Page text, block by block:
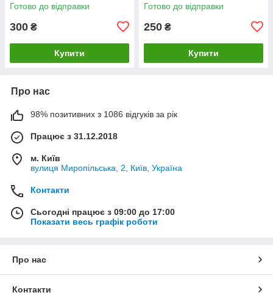
Готово до відправки
300 ₴
Купити
Готово до відправки
250 ₴
Купити
Про нас
98% позитивних з 1086 відгуків за рік
Працює з 31.12.2018
м. Київ
вулиця Миропільська, 2, Київ, Україна
Контакти
Сьогодні працює з 09:00 до 17:00
Показати весь графік роботи
Про нас
Контакти